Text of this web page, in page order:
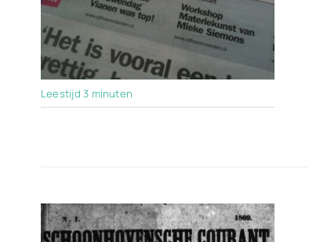
Leestijd 3 minuten